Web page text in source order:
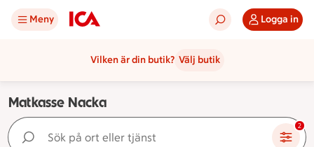
Meny Logga in
Vilken är din butik? Välj butik
Matkasse Nacka
Sök på ort eller tjänst 2